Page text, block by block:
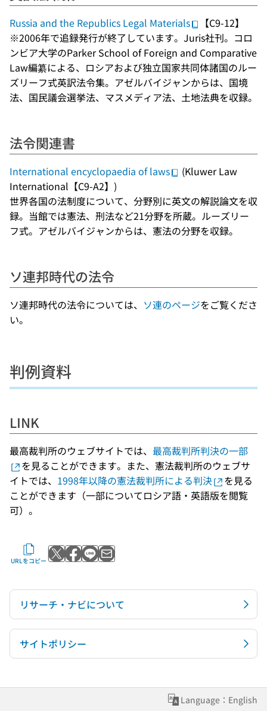
Russia and the Republics Legal Materials
【C9-12】
※2006年で追録発行が終了しています。Juris社刊。コロ
ンビア大学のParker School of Foreign and Comparative
Law編纂による、ロシアおよび独立国家共同体諸国のルー
ズリーフ式英訳法令集。アゼルバイジャンからは、国境
法、国民議会選挙法、マスメディア法、土地法典を収録。
法令関連書
International encyclopaedia of laws
(Kluwer Law
International【C9-A2】)
世界各国の法制度について、分野別に英文の解説論文を収
録。当館では憲法、刑法など21分野を所蔵。ルーズリー
フ式。アゼルバイジャンからは、憲法の分野を収録。
ソ連邦時代の法令
ソ連邦時代の法令については、 ソ連のページをご覧くださ
い。
判例資料
LINK
最高裁判所のウェブサイトでは、 最高裁判所判決の一部
を見ることができます。また、憲法裁判所のウェブサ
イトでは、 1998年以降の憲法裁判所による判決
を見る
ことができます（一部についてロシア語・英語版を閲覧
可）。
URLをコピー Xでポストする
Facebookでシェアする
LINEで送る
メールで送る
リサーチ・ナビについて
サイトポリシー
Language：English